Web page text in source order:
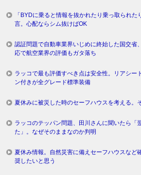
「BYDに乗ると情報を抜かれたり乗っ取られ
言。心配ならシム抜けばOK
認証問題で自動車業界いじめに終始した国交省
応で航空業界の評価もガタ落ち
ラッコで最も評価すべき点は安全性。リアシー
ン付きが全グレード標準装備
夏休みに被災した時のセーフハウスを考える。
ラッコのテッパン問題、田川さんに聞いたら「
た」。なぜそのままなのか判明
夏休み情報。自然災害に備えセーフハウスなど
奨したいと思う